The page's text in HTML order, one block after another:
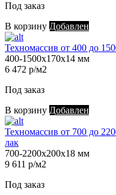
Под заказ
В корзину Добавлен
Техномассив от 400 до
400-1500х170х14 мм
6 472 р/м2
Под заказ
В корзину Добавлен
Техномассив от 700 до
лак
700-2200х200х18 мм
9 611 р/м2
Под заказ